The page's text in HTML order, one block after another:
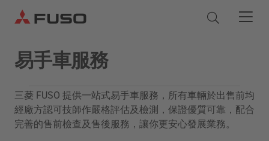
產品
貨車
零件和服務
易手車服務
三菱 FUSO 提供一站式易手車服務，所有車輛於出售前均
經廠方認可技師作嚴格評估及檢測，保證優質可靠，配合
完善的售前檢查及售後服務，讓你更安心發展業務。